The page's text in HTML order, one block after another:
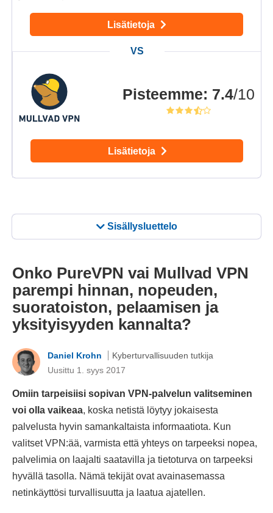
Sisällysluettelo
Lisätietoja
Pisteemme: 7.4/10
Lisätietoja
Onko PureVPN vai Mullvad VPN
parempi hinnan, nopeuden,
suoratoiston, pelaamisen ja
yksityisyyden kannalta?
Daniel Krohn
Kyberturvallisuuden tutkija
Uusittu 1. syys 2017
Omiin tarpeisiisi sopivan VPN-palvelun valitseminen
voi olla vaikeaa, koska netistä löytyy jokaisesta
palvelusta hyvin samankaltaista informaatiota. Kun
valitset VPN:ää, varmista että yhteys on tarpeeksi nopea,
palvelimia on laajalti saatavilla ja tietoturva on tarpeeksi
hyvällä tasolla. Nämä tekijät ovat avainasemassa
netinkäyttösi turvallisuutta ja laatua ajatellen.